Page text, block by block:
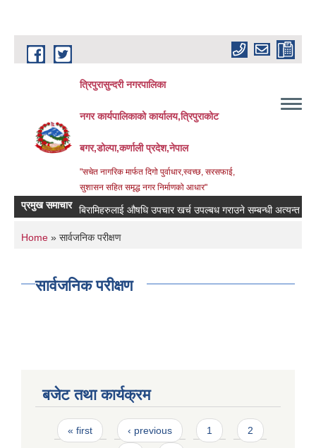
Skip to main content
त्रिपुरासुन्दरी नगरपालिका
नगर कार्यपालिकाको कार्यालय,त्रिपुराकोट
बगर,डोल्पा,कर्णाली प्रदेश,नेपाल
"सचेत नागरिक मार्फत दिगो पुर्वाधार,स्वच्छ, सरसफाई,
सुशासन सहित समृद्ध नगर निर्माणको आधार"
प्रमुख समाचारबिरामिहरुलाई ‍‌औषधि उपचार खर्च उपल्बध गराउने सम्बन्धी अत्यन्त जरुरी
You are here
Home » सार्वजनिक परीक्षण
सार्वजनिक परीक्षण
बजेट तथा कार्यक्रम
Pages
« first ‹ previous 1 2